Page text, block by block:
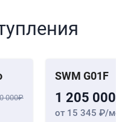
000
SWM G01F
1 205 000
от 15 345 /мес